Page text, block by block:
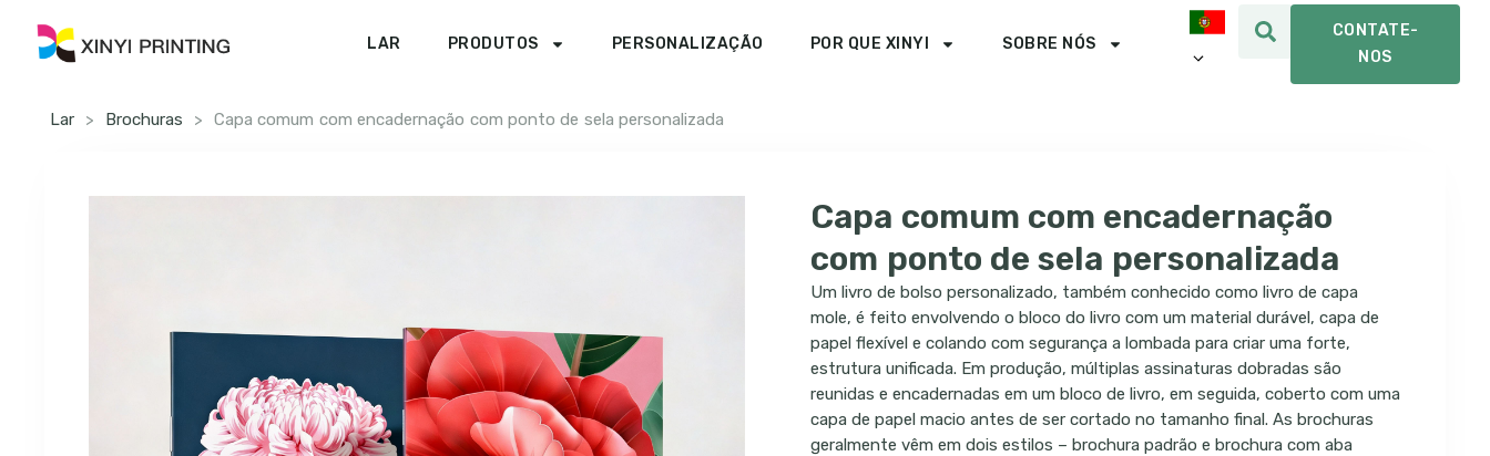
LAR PRODUTOS PERSONALIZAÇÃO POR QUE XINYI SOBRE NÓS
CONTATE-
NOS
Lar > Brochuras > Capa comum com encadernação com ponto de sela personalizada
Capa comum com encadernação
com ponto de sela personalizada
Um livro de bolso personalizado, também conhecido como livro de capa
mole, é feito envolvendo o bloco do livro com um material durável, capa de
papel flexível e colando com segurança a lombada para criar uma forte,
estrutura unificada. Em produção, múltiplas assinaturas dobradas são
reunidas e encadernadas em um bloco de livro, em seguida, coberto com uma
capa de papel macio antes de ser cortado no tamanho final. As brochuras
geralmente vêm em dois estilos – brochura padrão e brochura com aba